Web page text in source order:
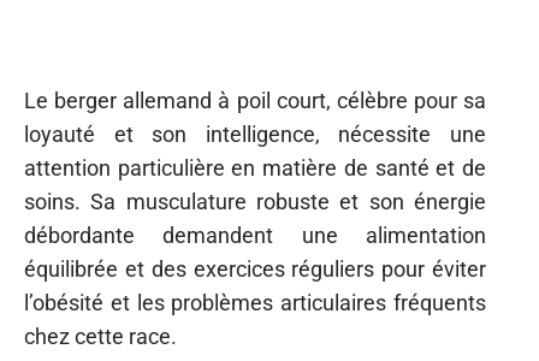
Le berger allemand à poil court, célèbre pour sa
loyauté et son intelligence, nécessite une
attention particulière en matière de santé et de
soins. Sa musculature robuste et son énergie
débordante demandent une alimentation
équilibrée et des exercices réguliers pour éviter
l’obésité et les problèmes articulaires fréquents
chez cette race.